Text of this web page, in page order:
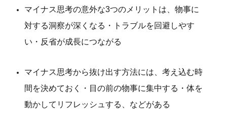
マイナス思考の意外な3つのメリットは、物事に
対する洞察が深くなる・トラブルを回避しやす
い・反省が成長につながる
マイナス思考から抜け出す方法には、考え込む時
間を決めておく・目の前の物事に集中する・体を
動かしてリフレッシュする、などがある